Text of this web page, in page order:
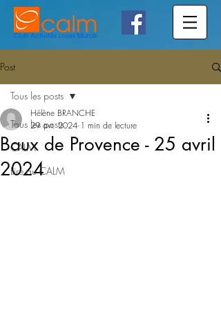
Post
Tous les posts
CALM
Lire au CALM
Tous les posts
Baux de Provence - 25 avril
2024
Hélène BRANCHE
29 avr. 2024 1 min de lecture